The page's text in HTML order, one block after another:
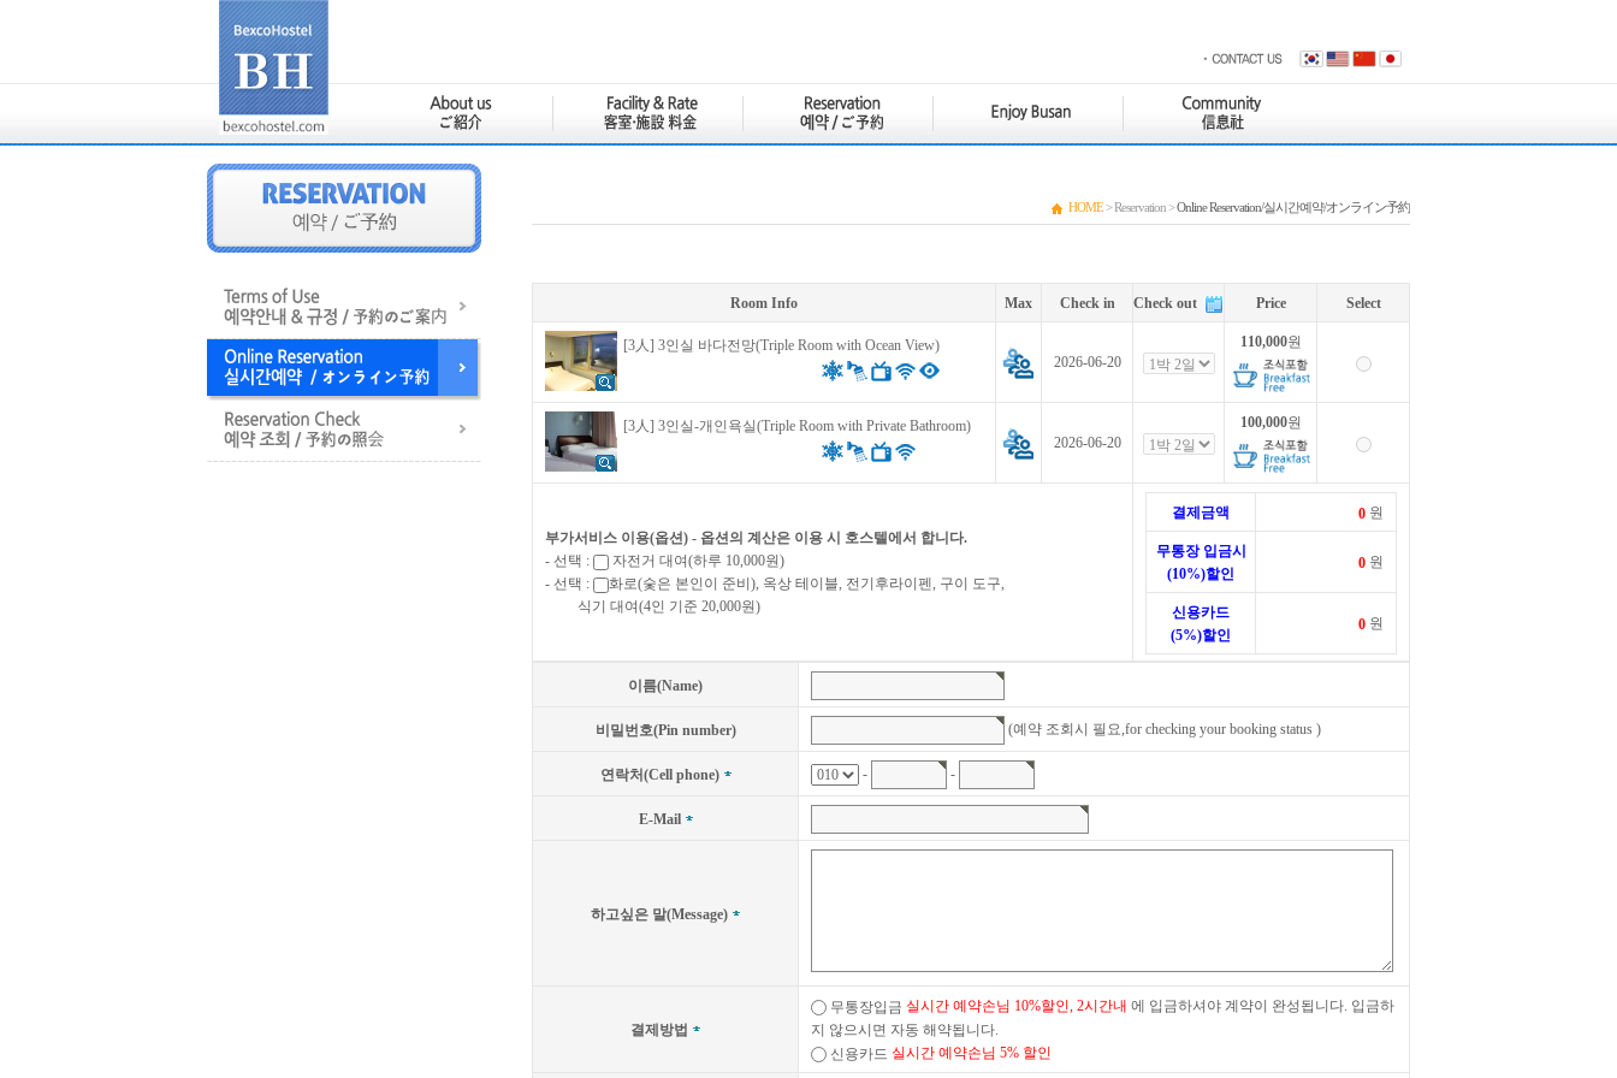
HOME> Reservation >Online Reservation/실시간예약/オンライン予約
Room Info Max Check in Check out Price Select
[3人] 3인실 바다전망(Triple Room with Ocean View)
2026-06-20
110,000원
[3人] 3인실-개인욕실(Triple Room with Private Bathroom)
2026-06-20
100,000원
부가서비스 이용(옵션) - 옵션의 계산은 이용 시 호스텔에서 합니다.
- 선택 :
자전거 대여(하루 10,000원)
- 선택 :
화로(숯은 본인이 준비), 옥상 테이블, 전기후라이펜, 구이 도구,
식기 대여(4인 기준 20,000원)
결제금액 원
무통장 입금시
(10%)할인
원
신용카드
(5%)할인
원
이름(Name)
비밀번호(Pin number) (예약 조회시 필요,for checking your booking status )
연락처(Cell phone) - -
E-Mail
하고싶은 말(Message)
결제방법
무통장입금 실시간 예약손님 10%할인, 2시간내 에 입금하셔야 계약이 완성됩니다. 입금하
지 않으시면 자동 해약됩니다.
신용카드 실시간 예약손님 5% 할인